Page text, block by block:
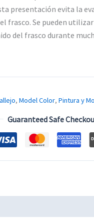
presentación evita la
frasco. Se pueden
del frasco durante
, Model Color, Pintura y
Guaranteed Safe